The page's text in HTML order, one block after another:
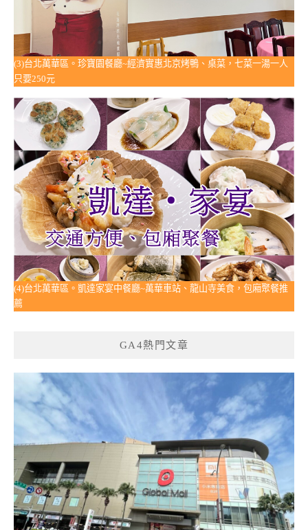
(3)台北萬華區。珍寶園餐廳~經濟實惠北京烤鴨、桌菜，七菜一湯一人
只要250元
(4)台北萬華區。凱達家宴中餐廳~萬華車站、龍山寺美食，包廂聚餐推
薦
GA4熱門文章